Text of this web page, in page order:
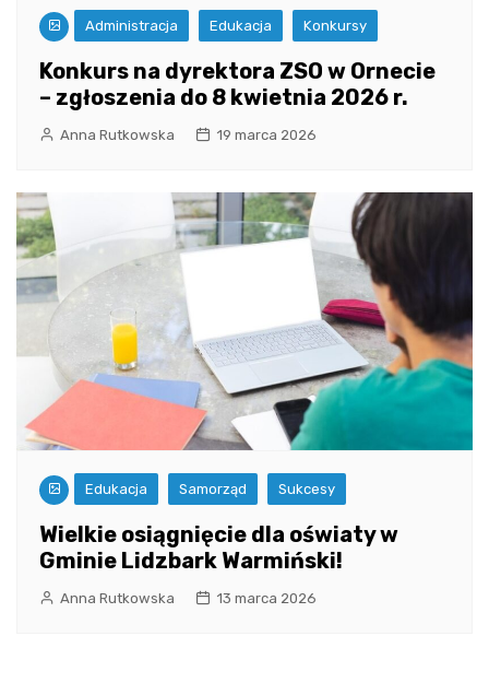
Administracja Edukacja Konkursy
Konkurs na dyrektora ZSO w Ornecie
– zgłoszenia do 8 kwietnia 2026 r.
Anna Rutkowska 19 marca 2026
Edukacja Samorząd Sukcesy
Wielkie osiągnięcie dla oświaty w
Gminie Lidzbark Warmiński!
Anna Rutkowska 13 marca 2026